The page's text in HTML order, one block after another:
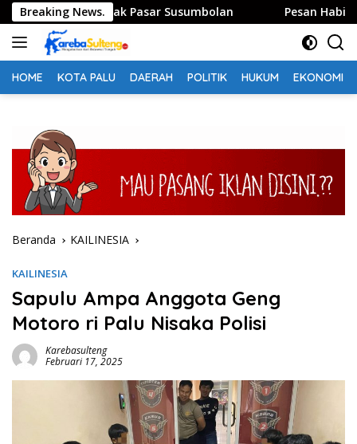
Langsung
ke
konten
Breaking News.
Tolitoli Sidak Pasar Susumbolan Pesan Habib
HOME KOTA PALU DAERAH POLITIK HUKUM EKONOMI
Beranda KAILINESIA
KAILINESIA
Sapulu Ampa Anggota Geng
Motoro ri Palu Nisaka Polisi
Karebasulteng
Februari 17, 2025